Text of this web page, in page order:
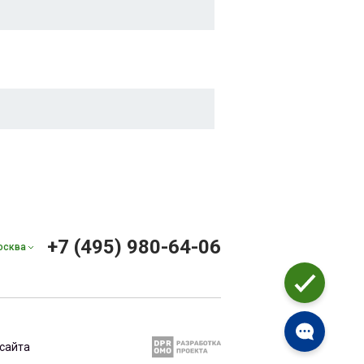
+7 (495) 980-64-06